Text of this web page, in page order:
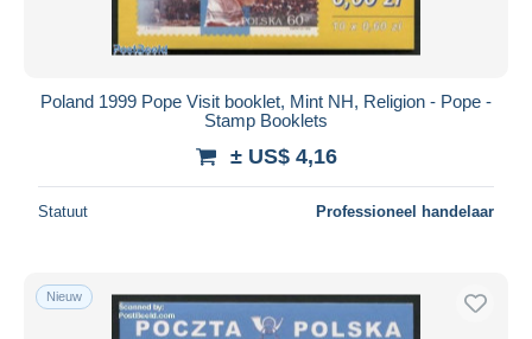
Poland 1999 Pope Visit booklet, Mint NH, Religion - Pope -
Stamp Booklets
± US$ 4,16
Statuut Professioneel handelaar
Nieuw